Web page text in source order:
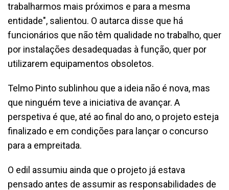
trabalharmos mais próximos e para a mesma
entidade", salientou. O autarca disse que há
funcionários que não têm qualidade no trabalho, quer
por instalações desadequadas à função, quer por
utilizarem equipamentos obsoletos.
Telmo Pinto sublinhou que a ideia não é nova, mas
que ninguém teve a iniciativa de avançar. A
perspetiva é que, até ao final do ano, o projeto esteja
finalizado e em condições para lançar o concurso
para a empreitada.
O edil assumiu ainda que o projeto já estava
pensado antes de assumir as responsabilidades de